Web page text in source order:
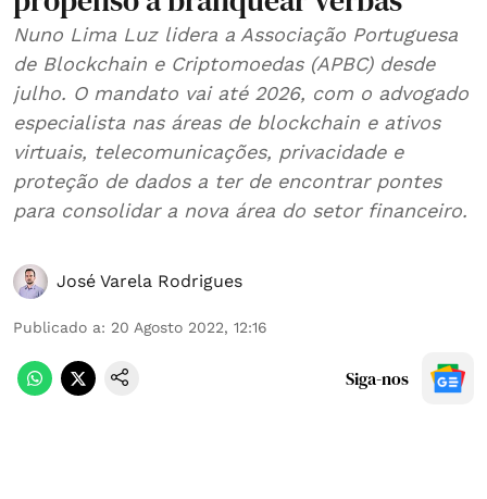
Nuno Lima Luz lidera a Associação Portuguesa
de Blockchain e Criptomoedas (APBC) desde
julho. O mandato vai até 2026, com o advogado
especialista nas áreas de blockchain e ativos
virtuais, telecomunicações, privacidade e
proteção de dados a ter de encontrar pontes
para consolidar a nova área do setor financeiro.
José Varela Rodrigues
Publicado a: 20 Agosto 2022, 12:16
Siga-nos